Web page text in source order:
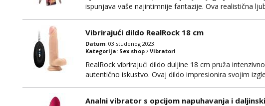
ispunjava vaše najintimnije fantazije. Ova realistična
Vibrirajući dildo RealRock 18 cm
Datum: 03.studenog 2023.
Kategorija: Sex shop Vibratori
RealRock vibrirajući dildo duljine 18 cm pruža
autentično iskustvo. Ovaj dildo impresionira svojim
Analni vibrator s opcijom napuhavanja i